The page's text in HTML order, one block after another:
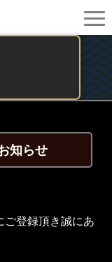
知らせ
ご登録頂き誠にあ